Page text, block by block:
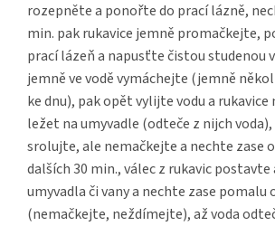
rozepněte a ponořte do prací lázně,
min. pak rukavice jemně promačkejte,
prací lázeň a napusťte čistou studenou
jemně ve vodě vymáchejte (jemně
ke dnu), pak opět vylijte vodu a rukavice
ležet na umyvadle (odteče z nijch
srolujte, ale nemačkejte a nechte zase
dalších 30 min., válec z rukavic
umyvadla či vany a nechte zase pomalu
(nemačkejte, neždímejte), až voda